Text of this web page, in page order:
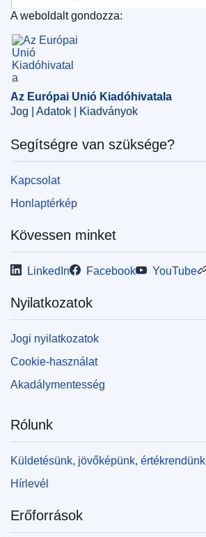
Az Európai Unió Kiadóhivatala
A weboldalt gondozza:
Az Európai Unió Kiadóhivatala
Jog | Adatok | Kiadványok
Segítségre van szüksége?
Kapcsolat
Honlaptérkép
Kövessen minket
LinkedIn Facebook YouTube
Nyilatkozatok
Jogi nyilatkozatok
Cookie-használat
Akadálymentesség
Rólunk
Küldetésünk, jövőképünk, értékrendünk
Hírlevél
Erőforrások